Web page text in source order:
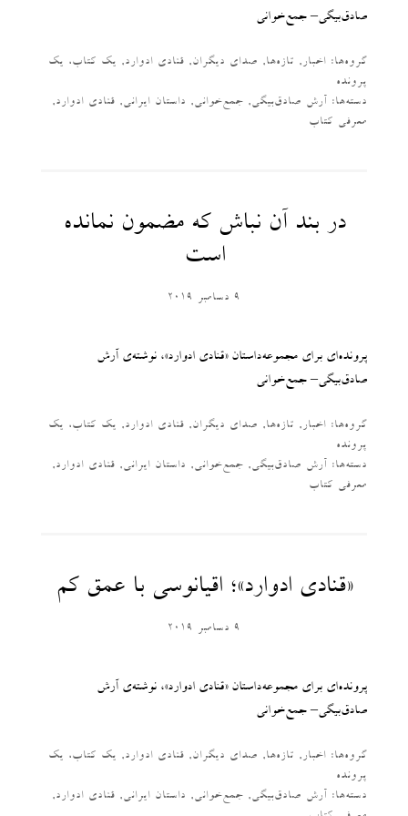
صادق‌بیگی– جمع‌خوانی
گروه‌ها: اخبار, تازه‌ها, صدای دیگران, قنادی ادوارد, یک کتاب، یک
پرونده
دسته‌‌ها: آرش صادق‌بیگی, جمع‌خوانی, داستان ایرانی, قنادی ادوارد,
معرفی کتاب
در بند آن نباش که مضمون نمانده
است
9 دسامبر 2019
پرونده‌ای برای مجموعه‌داستان «قنادی ادوارد»، نوشته‌ی آرش
صادق‌بیگی– جمع‌خوانی
گروه‌ها: اخبار, تازه‌ها, صدای دیگران, قنادی ادوارد, یک کتاب، یک
پرونده
دسته‌‌ها: آرش صادق‌بیگی, جمع‌خوانی, داستان ایرانی, قنادی ادوارد,
معرفی کتاب
«قنادی ادوارد»؛ اقیانوسی با عمق کم
9 دسامبر 2019
پرونده‌ای برای مجموعه‌داستان «قنادی ادوارد»، نوشته‌ی آرش
صادق‌بیگی– جمع‌خوانی
گروه‌ها: اخبار, تازه‌ها, صدای دیگران, قنادی ادوارد, یک کتاب، یک
پرونده
دسته‌‌ها: آرش صادق‌بیگی, جمع‌خوانی, داستان ایرانی, قنادی ادوارد,